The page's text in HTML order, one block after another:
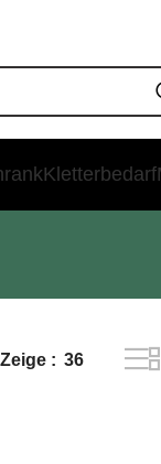
Kletterbedarf
Zeige 36